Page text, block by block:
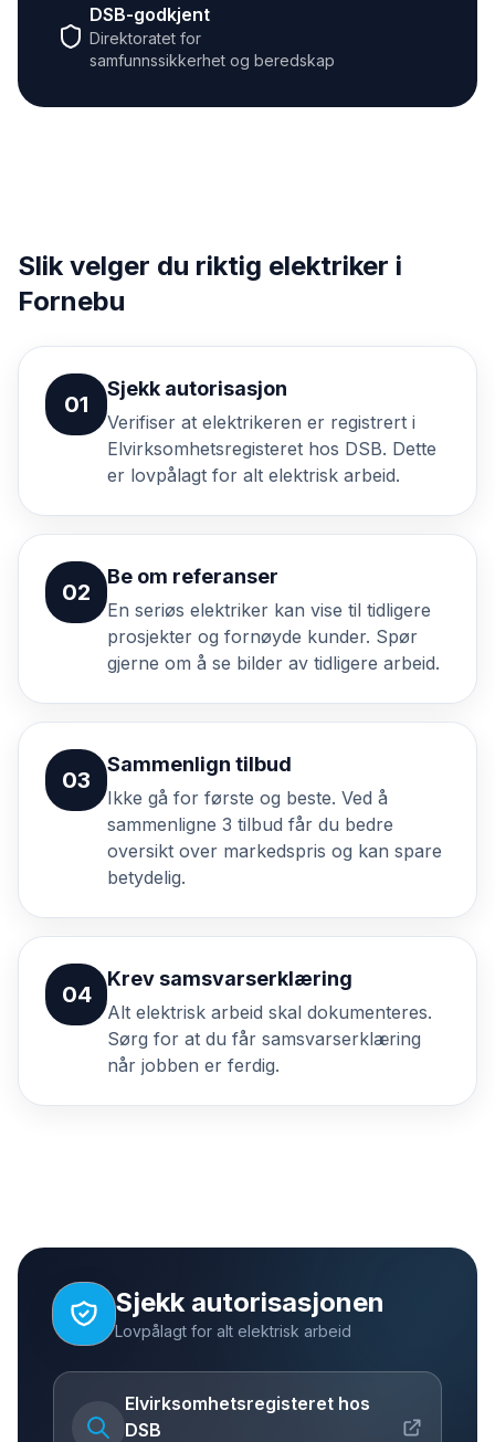
DSB-godkjent
Direktoratet for
samfunnssikkerhet og beredskap
Slik velger du riktig elektriker i
Fornebu
01
Sjekk autorisasjon
Verifiser at elektrikeren er registrert i
Elvirksomhetsregisteret hos DSB. Dette
er lovpålagt for alt elektrisk arbeid.
02
Be om referanser
En seriøs elektriker kan vise til tidligere
prosjekter og fornøyde kunder. Spør
gjerne om å se bilder av tidligere arbeid.
03
Sammenlign tilbud
Ikke gå for første og beste. Ved å
sammenligne 3 tilbud får du bedre
oversikt over markedspris og kan spare
betydelig.
04
Krev samsvarserklæring
Alt elektrisk arbeid skal dokumenteres.
Sørg for at du får samsvarserklæring
når jobben er ferdig.
Sjekk autorisasjonen
Lovpålagt for alt elektrisk arbeid
Elvirksomhetsregisteret hos
DSB